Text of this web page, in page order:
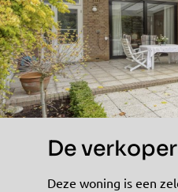
De
Deze woning is een